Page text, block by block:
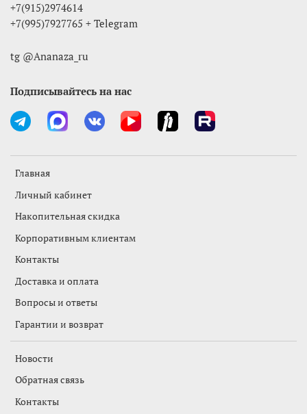
Главная
Личный кабинет
Накопительная скидка
Корпоративным клиентам
Контакты
Доставка и оплата
Вопросы и ответы
Гарантии и возврат
Новости
Обратная связь
Контакты
+7(915)2974614
+7(995)7927765 + Telegram
tg @Ananaza_ru
Подписывайтесь на нас